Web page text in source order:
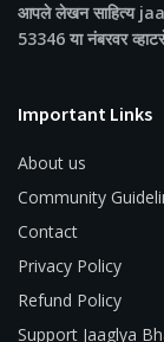
आपले लेखन साहित्य
53346 या नंबरवर
Important Links
About us
Community
Contact
Privacy Policy
Refund Policy
Support Jaaglya